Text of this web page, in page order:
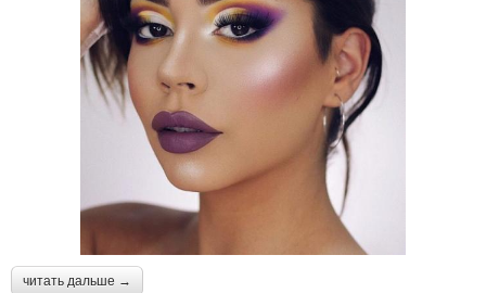
читать дальше →